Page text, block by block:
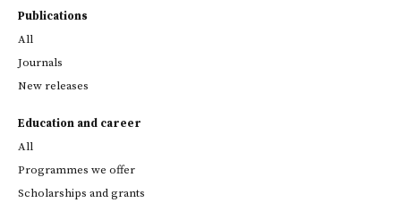
Publications
All
Journals
New releases
Education and career
All
Programmes we offer
Scholarships and grants